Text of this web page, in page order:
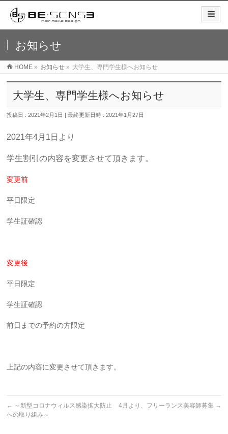
お知らせ
HOME » お知らせ » 大学生、専門学生様へお知らせ
大学生、専門学生様へお知らせ
投稿日 : 2021年2月1日 最終更新日時 : 2021年1月27日
2021年4月1日より
学生割引の内容を変更させて頂きます。
変更前
平日限定
学生証確認
変更後
平日限定
学生証確認
前日までの予約の方限定
上記の内容に変更させて頂きます。
← ～新型コロナウィルス感染拡大防止
への取り組み～
4月より、フリーランス美容師募集 →